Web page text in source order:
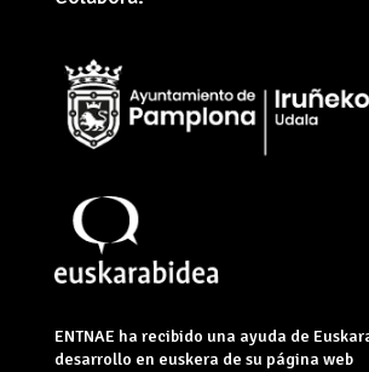
ENTNAE ha recibido una ayuda de
desarrollo en euskera de su página web